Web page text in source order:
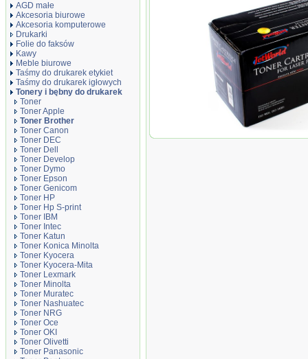
AGD małe
Akcesoria biurowe
Akcesoria komputerowe
Drukarki
Folie do faksów
Kawy
Meble biurowe
Taśmy do drukarek etykiet
Taśmy do drukarek igłowych
Tonery i bębny do drukarek
Toner
Toner Apple
Toner Brother
Toner Canon
Toner DEC
Toner Dell
Toner Develop
Toner Dymo
Toner Epson
Toner Genicom
Toner HP
Toner Hp S-print
Toner IBM
Toner Intec
Toner Katun
Toner Konica Minolta
Toner Kyocera
Toner Kyocera-Mita
Toner Lexmark
Toner Minolta
Toner Muratec
Toner Nashuatec
Toner NRG
Toner Oce
Toner OKI
Toner Olivetti
Toner Panasonic
Toner JetWorld Yellow